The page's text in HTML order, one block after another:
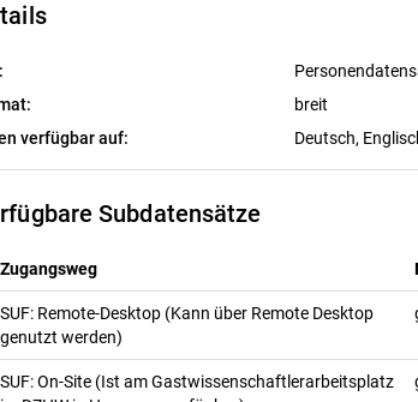
breit
verfügbar auf:
Deutsch,
Subdatensätze
Zugangsweg
SUF: Remote-Desktop (Kann über Remote Desktop
genutzt werden)
SUF: On-Site (Ist am Gastwissenschaftlerarbeitsplatz